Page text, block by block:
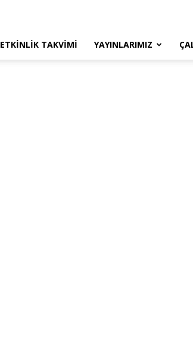
ETKINLIK TAKVIMI YAYINLARIMIZ